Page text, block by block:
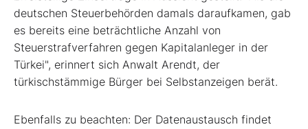
deutschen Steuerbehörden damals daraufkamen, gab
es bereits eine beträchtliche Anzahl von
Steuerstrafverfahren gegen Kapitalanleger in der
Türkei", erinnert sich Anwalt Arendt, der
türkischstämmige Bürger bei Selbstanzeigen berät.
Ebenfalls zu beachten: Der Datenaustausch findet